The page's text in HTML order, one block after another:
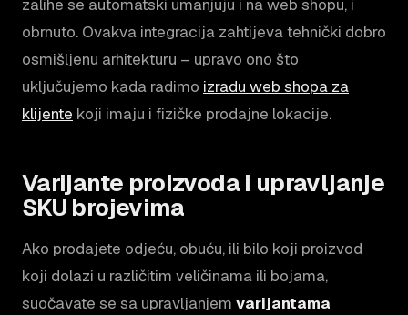
zalihe se automatski umanjuju i na web shopu, i
obrnuto. Ovakva integracija zahtijeva tehnički dobro
osmišljenu arhitekturu – upravo ono što
uključujemo kada radimo izradu web shopa za
klijente koji imaju i fizičke prodajne lokacije.
Varijante proizvoda i upravljanje
SKU brojevima
Ako prodajete odjeću, obuću, ili bilo koji proizvod
koji dolazi u različitim veličinama ili bojama,
suočavate se sa upravljanjem varijantama